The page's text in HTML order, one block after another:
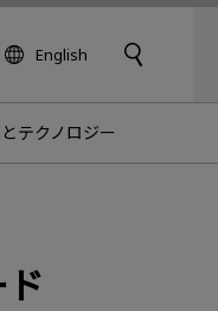
English
テクノロジー